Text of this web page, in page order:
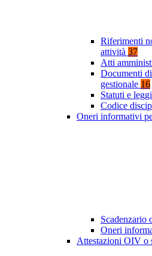
Riferimenti
attività 37
Atti
Documenti
gestionale 16
Statuti e
Codice
Oneri informativi
Scadenzario
Oneri
Attestazioni OIV o